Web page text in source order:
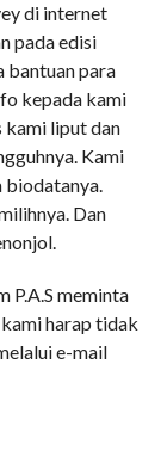
di internet
pada edisi
bantuan para
kepada kami
kami liput dan
Kami
biodatanya.
Dan
P.A.S meminta
harap tidak
e-mail